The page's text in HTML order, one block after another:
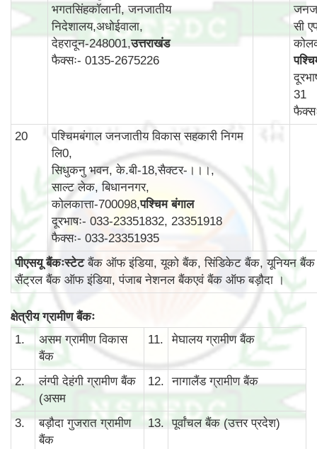
भगतसिंहकॉलानी, जनजातीय
निदेशालय,अधोईवाला,
देहरादून-248001,उत्तराखंड
फैक्सः- 0135-2675226
सी
31
20
पश्चिमबंगाल जनजातीय विकास सहकारी निगम
लि0,
सिधुकनु भवन, के.बी-18,सैक्टर-।।।,
साल्ट लेक, बिधाननगर,
कोलकात्ता-700098,पश्चिम बंगाल
दूरभाषः- 033-23351832, 23351918
फैक्सः- 033-23351935
पीएसयू बैंकःस्टेटबैंक ऑफ इंडिया, यूको बैंक, सिंडिकेट बैंक, यूनियन बैंक
सैंट्रल बैंक ऑफ इंडिया, पंजाब नेशनल बैंकएवं बैंक ऑफ बड़ौदा ।
क्षेत्रीय ग्रामीण बैंकः
1.
असम ग्रामीण विकास
बैंक
11. मेघालय ग्रामीण बैंक
2.
लंग्पी देहंगी ग्रामीण बैंक
(असम
12. नागालैंड ग्रामीण बैंक
3.
बड़ौदा गुजरात ग्रामीण
बैंक
13. पूर्वांचल बैंक (उत्तर प्रदेश)